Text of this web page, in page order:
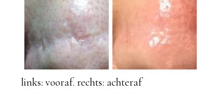
links: vooraf. rechts: achteraf